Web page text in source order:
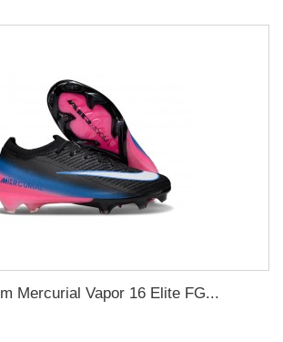
Mercurial Vapor 16 Elite FG...